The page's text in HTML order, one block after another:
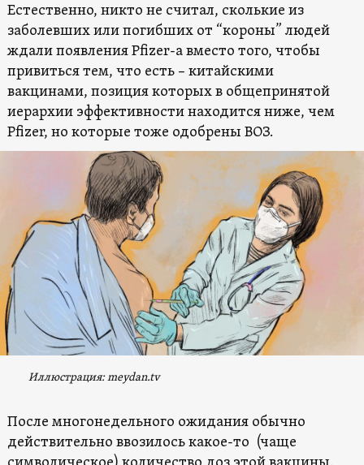
Естественно, никто не считал, сколькие из
заболевших или погибших от “короны” людей
ждали появления Pfizer-а вместо того, чтобы
привиться тем, что есть – китайскими
вакцинами, позиция которых в общепринятой
иерархии эффективности находится ниже, чем
Pfizer, но которые тоже одобрены ВОЗ.
Иллюстрация:meydan.tv
После многонедельного ожидания обычно
действительно ввозилось какое-то (чаще